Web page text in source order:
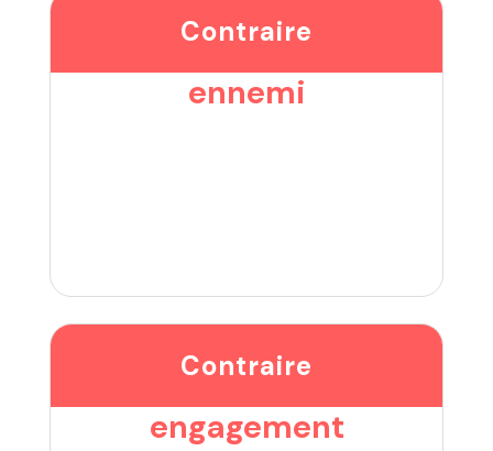
Contraire
ennemi
Contraire
engagement